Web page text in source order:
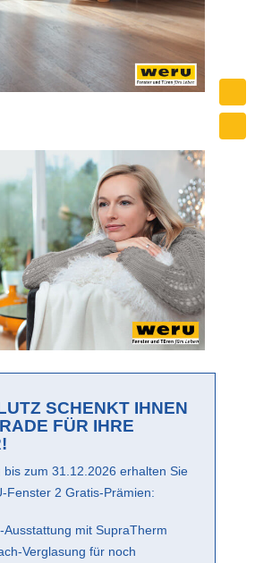
SCHENKT IHNEN
FÜR IHRE
bis zum 31.12.2026 erhalten Sie
Fenster 2 Gratis-Prämien:
Ausstattung mit SupraTherm
Verglasung für noch